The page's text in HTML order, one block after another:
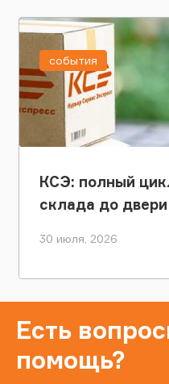
КСЭ: полный
склада до
30 июля, 2026
события
Есть
помощь?